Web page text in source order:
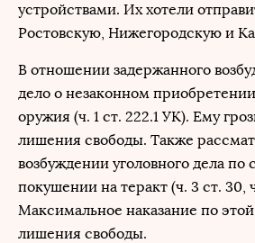
устройствами. Их хотели
Ростовскую, Нижегородскую и
В отношении задержанного
дело о незаконном
оружия (ч. 1 ст. 222.1 УК). Ему
лишения свободы. Также
возбуждении уголовного дела по
покушении на теракт (ч. 3 ст. 30,
Максимальное наказание по этой
лишения свободы.